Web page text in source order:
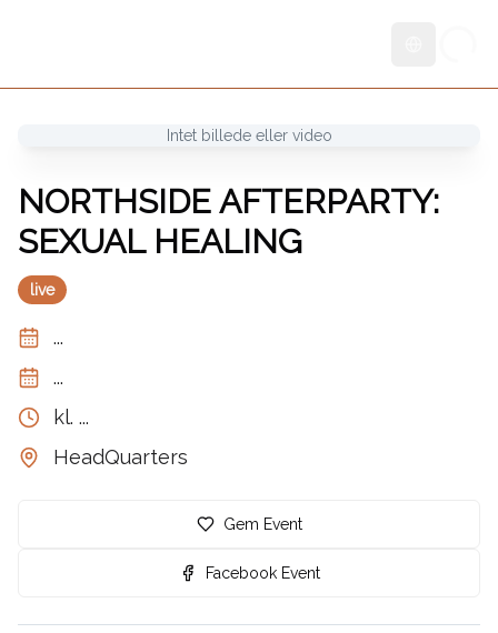
Intet billede eller video
NORTHSIDE AFTERPARTY:
SEXUAL HEALING
live
...
...
kl. ...
HeadQuarters
Gem Event
Facebook Event